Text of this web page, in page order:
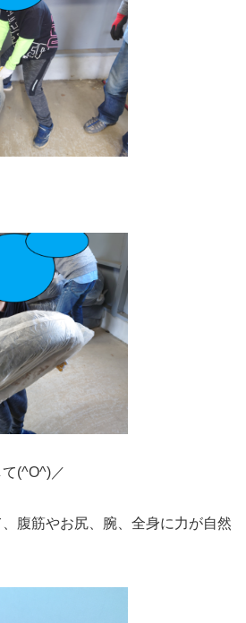
(^O^)／
腹筋やお尻、腕、全身に力が自然